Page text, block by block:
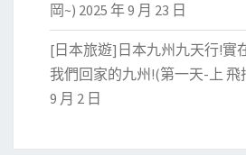
岡~) 2025 年 9 月 23 日
[日本旅遊]日本九州九天行!實
我們回家的九州!(第一天-上 飛
9 月 2 日